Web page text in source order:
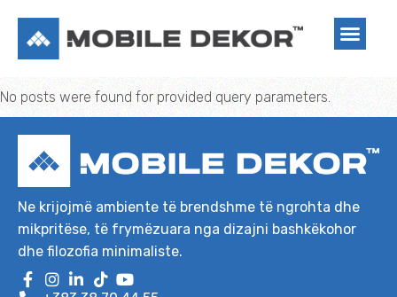
No posts were found for provided query parameters.
Ne krijojmë ambiente të brendshme të ngrohta dhe
mikpritëse, të frymëzuara nga dizajni bashkëkohor
dhe filozofia minimaliste.